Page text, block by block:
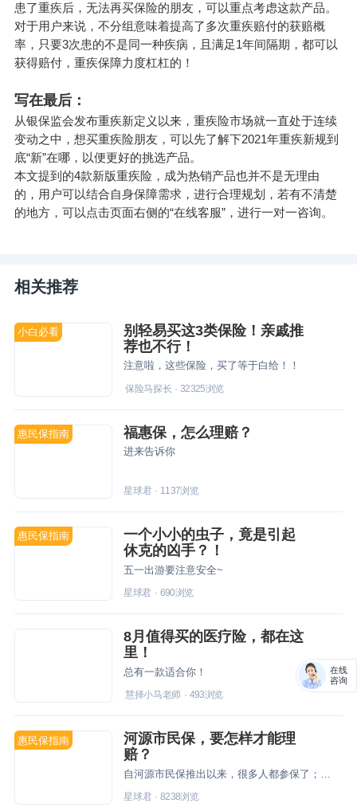
患了重疾后，无法再买保险的朋友，可以重点考虑这款产品。
对于用户来说，不分组意味着提高了多次重疾赔付的获赔概
率，只要3次患的不是同一种疾病，且满足1年间隔期，都可以
获得赔付，重疾保障力度杠杠的！
写在最后：
从银保监会发布重疾新定义以来，重疾险市场就一直处于连续
变动之中，想买重疾险朋友，可以先了解下2021年重疾新规到
底“新”在哪，以便更好的挑选产品。
本文提到的4款新版重疾险，成为热销产品也并不是无理由
的，用户可以结合自身保障需求，进行合理规划，若有不清楚
的地方，可以点击页面右侧的“在线客服”，进行一对一咨询。
相关推荐
小白必看
别轻易买这3类保险！亲戚推
荐也不行！
注意啦，这些保险，买了等于白给！！
保险马探长· 32325浏览
惠民保指南 福惠保，怎么理赔？
进来告诉你
星球君· 1137浏览
惠民保指南
一个小小的虫子，竟是引起
休克的凶手？！
五一出游要注意安全~
星球君 · 690浏览
8月值得买的医疗险，都在这
里！
总有一款适合你！
慧择小马老师· 493浏览
惠民保指南
河源市民保，要怎样才能理
赔？
星球君· 8238浏览
在线
咨询